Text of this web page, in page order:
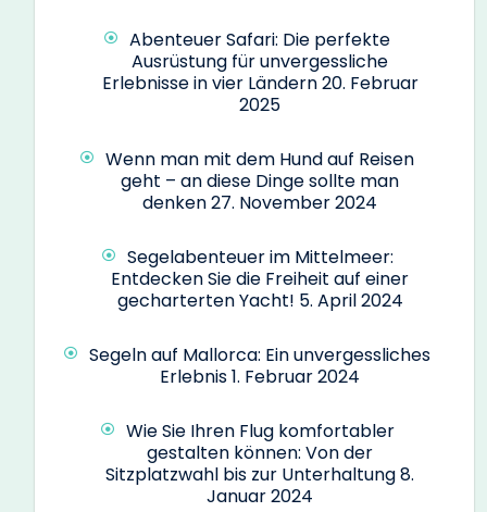
Abenteuer Safari: Die perfekte
Ausrüstung für unvergessliche
Erlebnisse in vier Ländern20. Februar
2025
Wenn man mit dem Hund auf Reisen
geht – an diese Dinge sollte man
denken27. November 2024
Segelabenteuer im Mittelmeer:
Entdecken Sie die Freiheit auf einer
gecharterten Yacht! 5. April 2024
Segeln auf Mallorca: Ein unvergessliches
Erlebnis1. Februar 2024
Wie Sie Ihren Flug komfortabler
gestalten können: Von der
Sitzplatzwahl bis zur Unterhaltung8.
Januar 2024